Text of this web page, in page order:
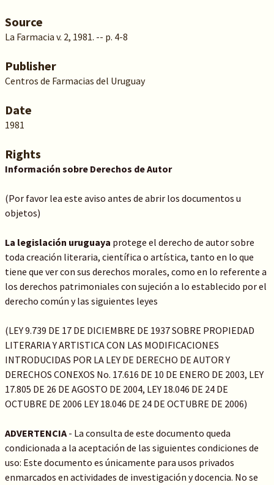
Source
La Farmacia v. 2, 1981. -- p. 4-8
Publisher
Centros de Farmacias del Uruguay
Date
1981
Rights
Información sobre Derechos de Autor
(Por favor lea este aviso antes de abrir los documentos u
objetos)
La legislación uruguaya protege el derecho de autor sobre
toda creación literaria, científica o artística, tanto en lo que
tiene que ver con sus derechos morales, como en lo referente a
los derechos patrimoniales con sujeción a lo establecido por el
derecho común y las siguientes leyes
(LEY 9.739 DE 17 DE DICIEMBRE DE 1937 SOBRE PROPIEDAD
LITERARIA Y ARTISTICA CON LAS MODIFICACIONES
INTRODUCIDAS POR LA LEY DE DERECHO DE AUTOR Y
DERECHOS CONEXOS No. 17.616 DE 10 DE ENERO DE 2003, LEY
17.805 DE 26 DE AGOSTO DE 2004, LEY 18.046 DE 24 DE
OCTUBRE DE 2006 LEY 18.046 DE 24 DE OCTUBRE DE 2006)
ADVERTENCIA- La consulta de este documento queda
condicionada a la aceptación de las siguientes condiciones de
uso: Este documento es únicamente para usos privados
enmarcados en actividades de investigación y docencia. No se